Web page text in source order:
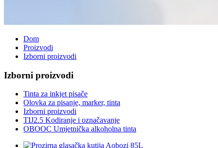
Dom
Proizvodi
Izborni proizvodi
Izborni proizvodi
Tinta za inkjet pisače
Olovka za pisanje, marker, tinta
Izborni proizvodi
TIJ2.5 Kodiranje i označavanje
OBOOC Umjetnička alkoholna tinta